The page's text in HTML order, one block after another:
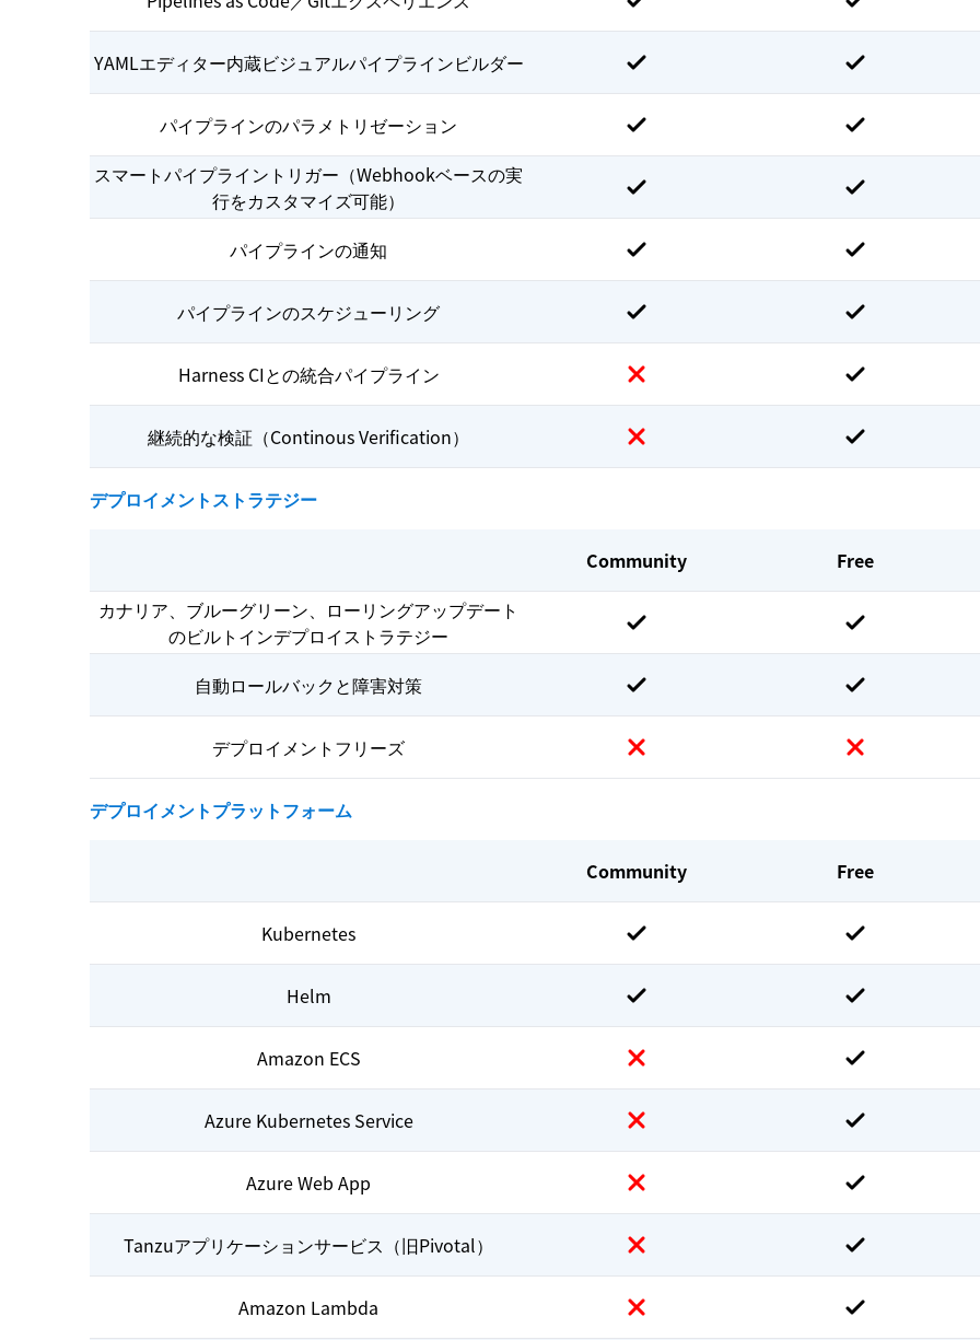
YAMLエディター内蔵ビジュアルパイプラインビルダー
パイプラインのパラメトリゼーション
スマートパイプライントリガー（Webhookベースの実
行をカスタマイズ可能）
パイプラインの通知
パイプラインのスケジューリング
Harness CIとの統合パイプライン
継続的な検証（Continous Verification）
デプロイメントストラテジー
Community Free
カナリア、ブルーグリーン、ローリングアップデート
のビルトインデプロイストラテジー
自動ロールバックと障害対策
デプロイメントフリーズ
デプロイメントプラットフォーム
Community Free
Kubernetes
Helm
Amazon ECS
Azure Kubernetes Service
Azure Web App
Tanzuアプリケーションサービス（旧Pivotal）
Amazon Lambda